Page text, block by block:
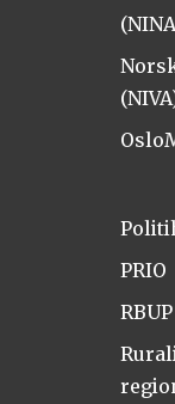
PRIO